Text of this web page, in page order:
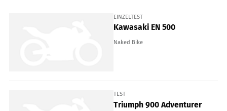
EINZELTEST
Kawasaki EN 500
Naked Bike
TEST
Triumph 900 Adventurer